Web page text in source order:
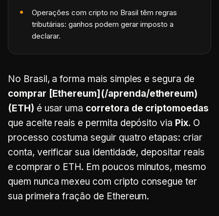
Operações com cripto no Brasil têm regras
tributárias: ganhos podem gerar imposto a
declarar.
No Brasil, a forma mais simples e segura de
comprar [Ethereum](/aprenda/ethereum)
(ETH) é usar uma corretora de criptomoedas
que aceite reais e permita depósito via Pix. O
processo costuma seguir quatro etapas: criar
conta, verificar sua identidade, depositar reais
e comprar o ETH. Em poucos minutos, mesmo
quem nunca mexeu com cripto consegue ter
sua primeira fração de Ethereum.